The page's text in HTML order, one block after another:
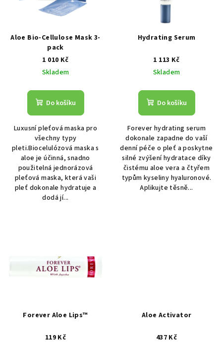
Aloe Bio-Cellulose Mask 3-
pack
1 010 Kč
Skladem
Do košíku
Luxusní pleťová maska pro
všechny typy
pleti.Biocelulózová maska s
aloe je účinná, snadno
použitelná jednorázová
pleťová maska, která vaši
pleť dokonale hydratuje a
dodá jí...
Hydrating Serum
1 113 Kč
Skladem
Do košíku
Forever hydrating serum
dokonale zapadne do vaší
denní péče o pleť a poskytne
silné zvýšení hydratace díky
čistému aloe vera a čtyřem
typům kyseliny hyaluronové.
Aplikujte těsně...
Forever Aloe Lips™
119 Kč
Aloe Activator
437 Kč